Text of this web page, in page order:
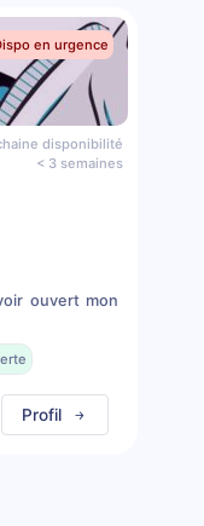
en urgence
disponibilité
< 3 semaines
ouvert mon
Profil